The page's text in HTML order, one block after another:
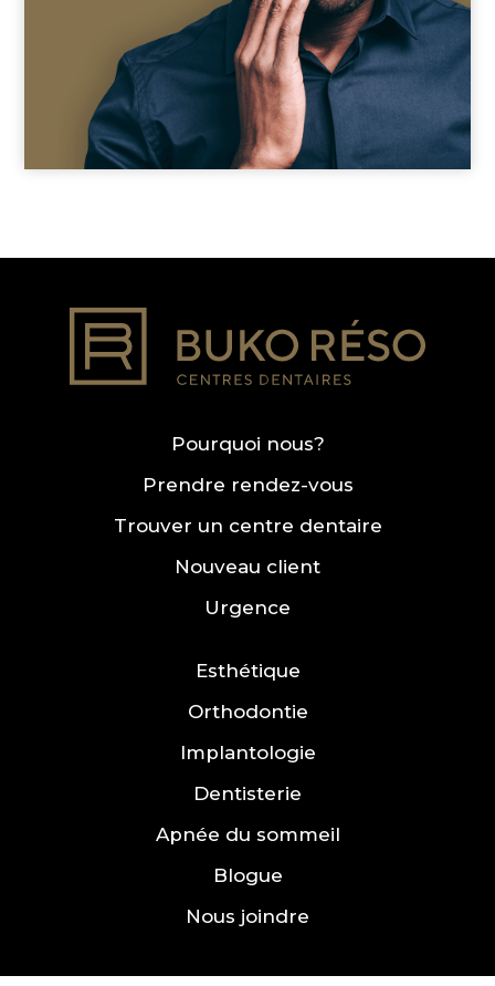
Pourquoi nous?
Prendre rendez-vous
Trouver un centre dentaire
Nouveau client
Urgence
Esthétique
Orthodontie
Implantologie
Dentisterie
Apnée du sommeil
Blogue
Nous joindre